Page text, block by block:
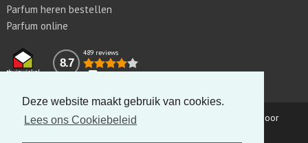
Deze website maakt gebruik van cookies.
Lees ons Cookiebeleid
Parfum heren bestellen
Parfum online
8.7
489 reviews
Copyright © 2011-2026 Parfumswebtrader.nl | Gerealiseerd door